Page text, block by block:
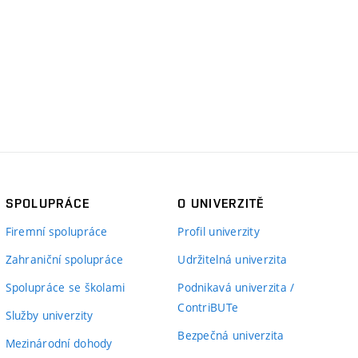
SPOLUPRÁCE
Firemní spolupráce
Zahraniční spolupráce
Spolupráce se školami
Služby univerzity
Mezinárodní dohody
O UNIVERZITĚ
Profil univerzity
Udržitelná univerzita
Podnikavá univerzita /
ContriBUTe
Bezpečná univerzita